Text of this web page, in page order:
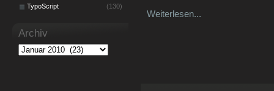
Weiterlesen...
TypoScript
(130)
Archiv